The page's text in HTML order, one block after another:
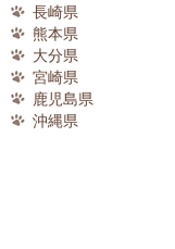
長崎県
熊本県
大分県
宮崎県
鹿児島県
沖縄県